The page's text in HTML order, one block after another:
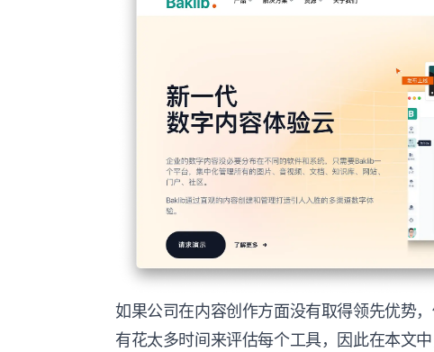
如果公司在内容创作方面没有取得领先优势
有花太多时间来评估每个工具，因此在本文